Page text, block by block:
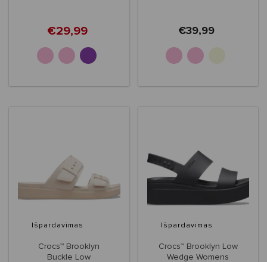
€29,99 €39,99
Išpardavimas
Crocs™ Brooklyn
Buckle Low
Išpardavimas
Crocs™ Brooklyn Low
Wedge Womens